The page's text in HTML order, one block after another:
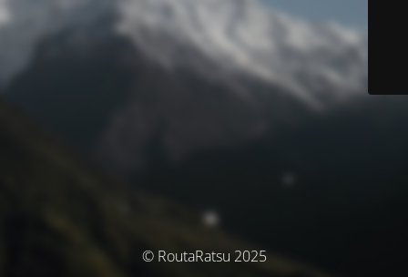
© RoutaRatsu 2025